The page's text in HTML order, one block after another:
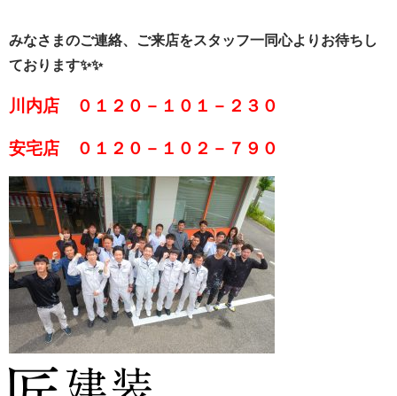
みなさまのご連絡、ご来店をスタッフ一同心よりお待ちし
ております✨✨
川内店 ０１２０－１０１－２３０
安宅店 ０１２０－１０２－７９０